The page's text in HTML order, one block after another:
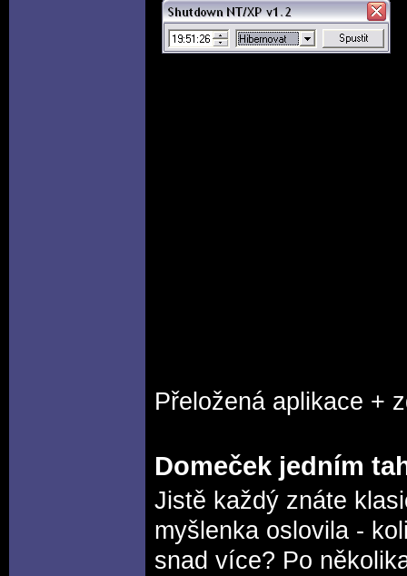
Přeložená aplikace +
Domeček jedním
Jistě každý znáte
myšlenka oslovila -
snad více? Po